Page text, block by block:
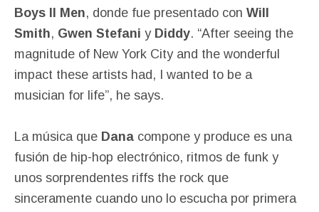
Boys II Men, donde fue presentado con Will
Smith, Gwen Stefani y Diddy. “After seeing the
magnitude of New York City and the wonderful
impact these artists had, I wanted to be a
musician for life”, he says.
La música que Dana compone y produce es una
fusión de hip-hop electrónico, ritmos de funk y
unos sorprendentes riffs the rock que
sinceramente cuando uno lo escucha por primera